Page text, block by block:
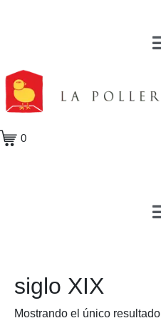
0
siglo XIX
Mostrando el único resultado